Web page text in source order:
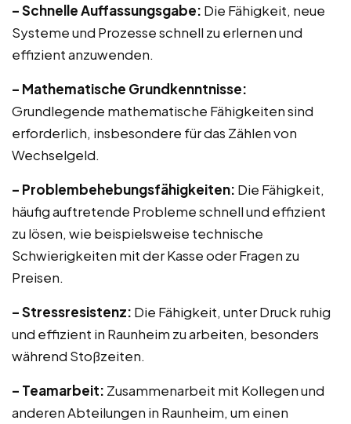
– Schnelle Auffassungsgabe: Die Fähigkeit, neue
Systeme und Prozesse schnell zu erlernen und
effizient anzuwenden.
– Mathematische Grundkenntnisse:
Grundlegende mathematische Fähigkeiten sind
erforderlich, insbesondere für das Zählen von
Wechselgeld.
– Problembehebungsfähigkeiten: Die Fähigkeit,
häufig auftretende Probleme schnell und effizient
zu lösen, wie beispielsweise technische
Schwierigkeiten mit der Kasse oder Fragen zu
Preisen.
– Stressresistenz: Die Fähigkeit, unter Druck ruhig
und effizient in Raunheim zu arbeiten, besonders
während Stoßzeiten.
– Teamarbeit: Zusammenarbeit mit Kollegen und
anderen Abteilungen in Raunheim, um einen